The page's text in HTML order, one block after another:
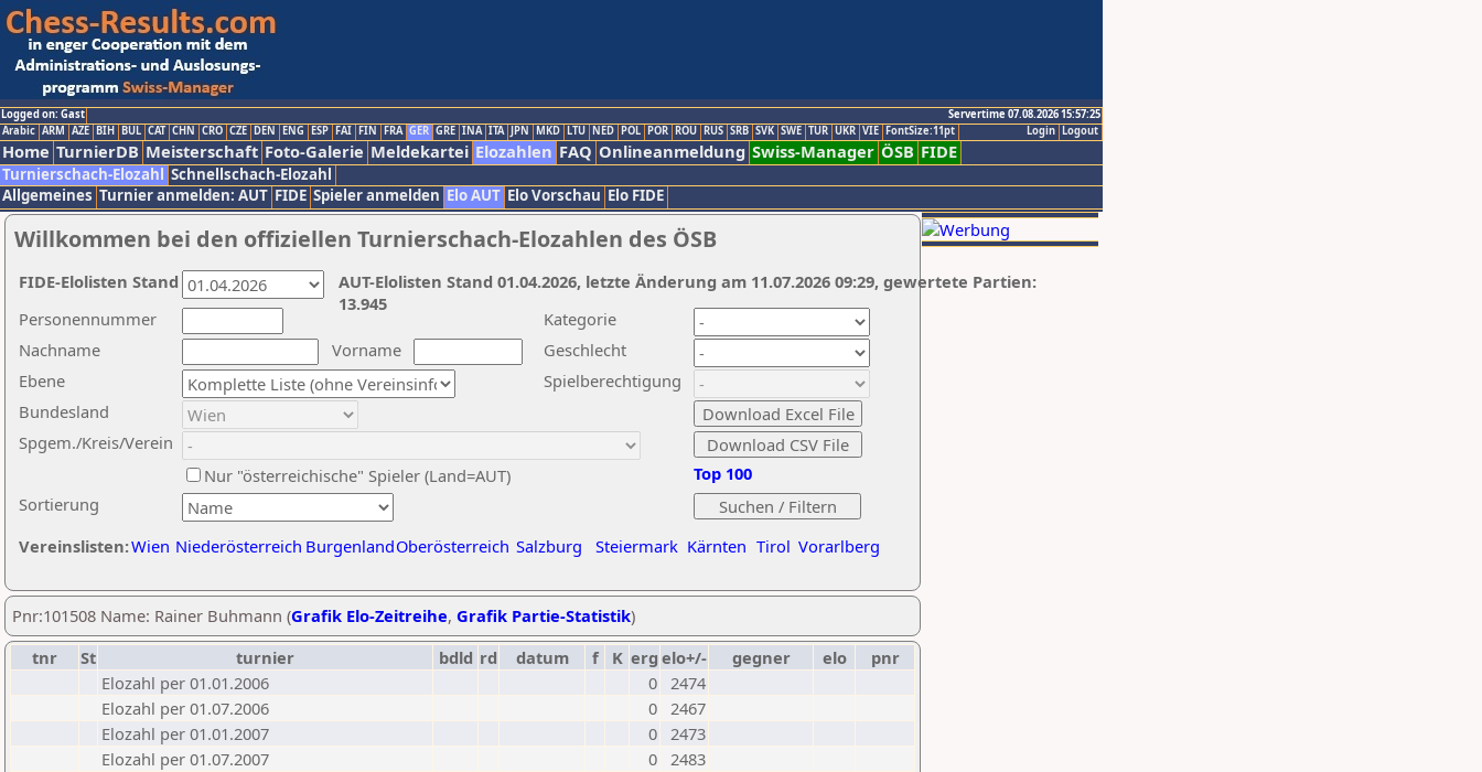
Logged on: Gast
Servertime 07.08.2026 15:57:25
Logout
Login
Arabic ARM AZE BIH BUL CAT CHN CRO CZE DEN ENG ESP FAI FIN FRA GER GRE INA ITA JPN MKD LTU NED POL POR ROU RUS SRB SVK SWE TUR UKR VIE FontSize:11pt
Home TurnierDB Meisterschaft Foto-Galerie Meldekartei Elozahlen FAQ Onlineanmeldung Swiss-Manager ÖSB FIDE
Turnierschach-Elozahl Schnellschach-Elozahl
Allgemeines Turnier anmelden: AUT FIDE Spieler anmelden Elo AUT Elo Vorschau Elo FIDE
Willkommen bei den offiziellen Turnierschach-Elozahlen des ÖSB
Nachname
Vorname
Ebene
Kategorie
Sortierung
Personennummer
Bundesland
Spgem./Kreis/Verein
Geschlecht
Nur "österreichische" Spieler (Land=AUT)
Spielberechtigung
Vereinslisten:Wien Niederösterreich BurgenlandOberösterreich Salzburg Steiermark Kärnten Tirol Vorarlberg
Top 100
AUT-Elolisten Stand 01.04.2026, letzte Änderung am 11.07.2026 09:29, gewertete Partien:
13.945
FIDE-Elolisten Stand
Pnr:101508 Name: Rainer Buhmann (Grafik Elo-Zeitreihe, Grafik Partie-Statistik)
tnr
St turnier bdld rd datum f K erg elo+/- gegner elo
pnr
Elozahl per 01.01.2006
0 2474
Elozahl per 01.07.2006
0 2467
Elozahl per 01.01.2007
0 2473
Elozahl per 01.07.2007
0 2483